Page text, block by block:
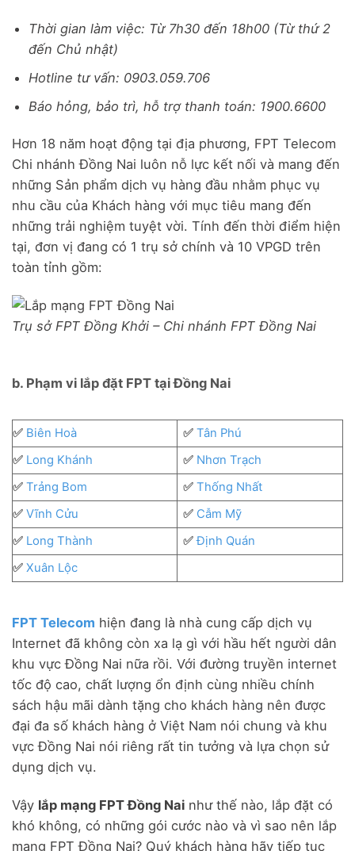
Thời gian làm việc: Từ 7h30 đến 18h00 (Từ thứ 2
đến Chủ nhật)
Hotline tư vấn: 0903.059.706
Báo hỏng, bảo trì, hỗ trợ thanh toán: 1900.6600
Hơn 18 năm hoạt động tại địa phương, FPT Telecom
Chi nhánh Đồng Nai luôn nỗ lực kết nối và mang đến
những Sản phẩm dịch vụ hàng đầu nhằm phục vụ
nhu cầu của Khách hàng với mục tiêu mang đến
những trải nghiệm tuyệt vời. Tính đến thời điểm hiện
tại, đơn vị đang có 1 trụ sở chính và 10 VPGD trên
toàn tỉnh gồm:
Trụ sở FPT Đồng Khởi – Chi nhánh FPT Đồng Nai
b. Phạm vi lắp đặt FPT tại Đồng Nai
✅ Biên Hoà ✅ Tân Phú
✅ Long Khánh ✅ Nhơn Trạch
✅ Trảng Bom ✅ Thống Nhất
✅ Vĩnh Cửu ✅ Cẫm Mỹ
✅ Long Thành ✅ Định Quán
✅ Xuân Lộc
FPT Telecom hiện đang là nhà cung cấp dịch vụ
Internet đã không còn xa lạ gì với hầu hết người dân
khu vực Đồng Nai nữa rồi. Với đường truyền internet
tốc độ cao, chất lượng ổn định cùng nhiều chính
sách hậu mãi dành tặng cho khách hàng nên được
đại đa số khách hàng ở Việt Nam nói chung và khu
vực Đồng Nai nói riêng rất tin tưởng và lựa chọn sử
dụng dịch vụ.
Vậy lắp mạng FPT Đồng Nai như thế nào, lắp đặt có
khó không, có những gói cước nào và vì sao nên lắp
mạng FPT Đồng Nai? Quý khách hàng hãy tiếp tục